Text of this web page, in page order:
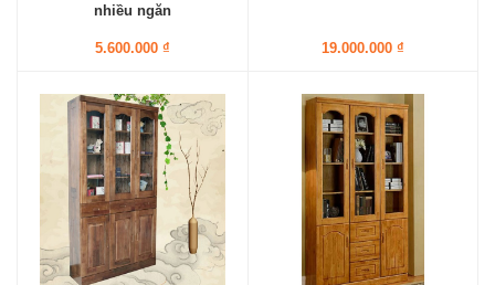
nhiều ngăn
5.600.000 ₫ 19.000.000 ₫